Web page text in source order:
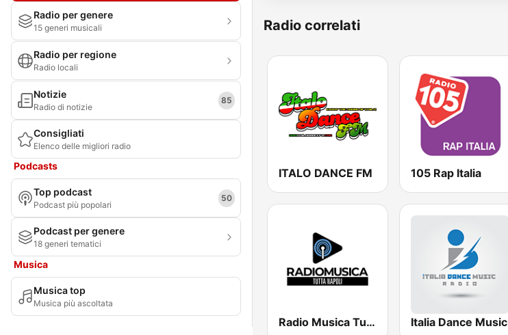
Radio per genere
15 generi musicali
Radio per regione
Radio locali
Notizie
Radio di notizie
85
Consigliati
Elenco delle migliori radio
Podcasts
Top podcast
Podcast più popolari
50
Podcast per genere
18 generi tematici
Musica
Musica top
Musica più ascoltata
Radio correlati
ITALO DANCE FM 105 Rap Italia
Radio Musica Tutta Napoli Italia Dance Music